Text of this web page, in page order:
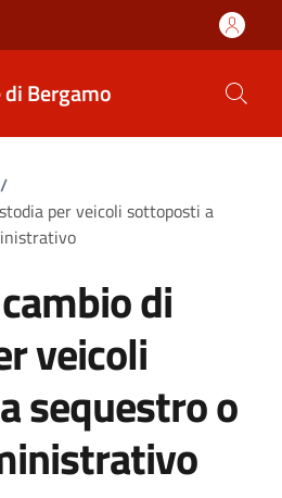
Bergamo
/
per veicoli sottoposti a
di
veicoli
sequestro o